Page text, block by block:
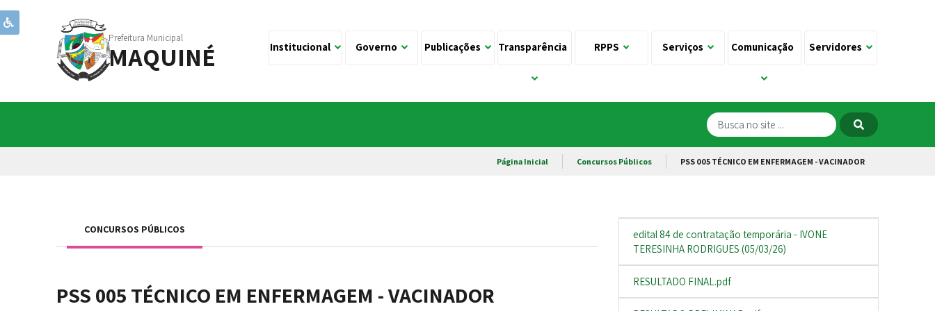
Prefeitura Municipal
MAQUINÉ Institucional Governo Publicações Transparência RPPS Serviços Comunicação Servidores
Página Inicial Concursos Públicos PSS 005 TÉCNICO EM ENFERMAGEM - VACINADOR
CONCURSOS PÚBLICOS
PSS 005 TÉCNICO EM ENFERMAGEM - VACINADOR
edital 84 de contratação temporária - IVONE
TERESINHA RODRIGUES (05/03/26)
RESULTADO FINAL.pdf